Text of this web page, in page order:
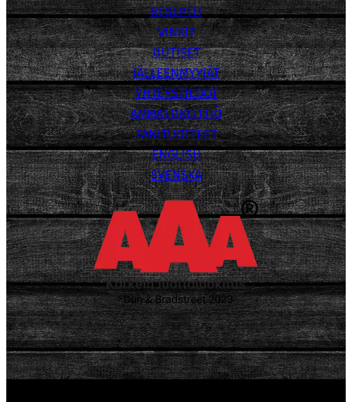
RESEPTIT
VINKIT
UUTISET
JÄLLEENMYYJÄT
YHTEYSTIEDOT
AMMATTIKEITTIÖ
FANITUOTTEET
ENGLISH
SVENSKA